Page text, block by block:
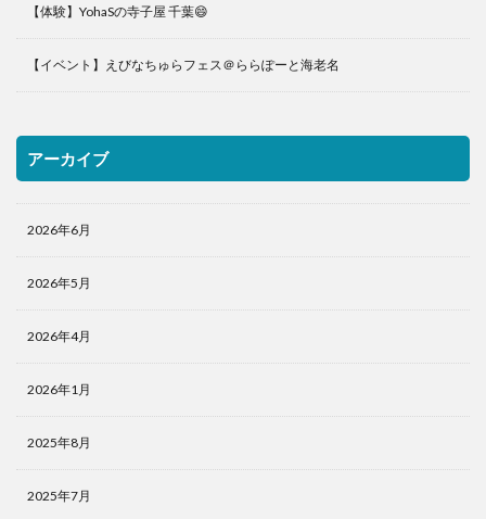
【体験】YohaSの寺子屋 千葉😄
【イベント】えびなちゅらフェス＠ららぽーと海老名
アーカイブ
2026年6月
2026年5月
2026年4月
2026年1月
2025年8月
2025年7月